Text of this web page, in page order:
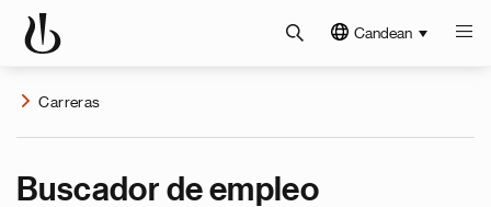
Candean
Carreras
Buscador de empleo